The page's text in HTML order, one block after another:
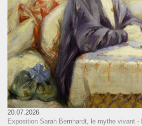
20.07.2026
Exposition Sarah Bernhardt, le mythe vivant -